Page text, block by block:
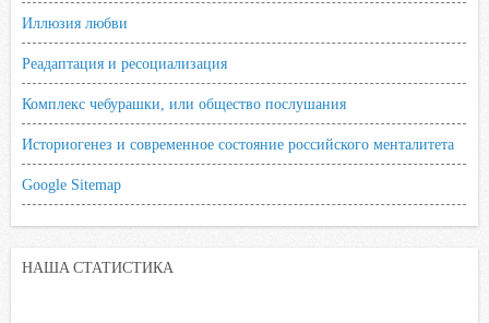
Иллюзия любви
Реадаптация и ресоциализация
Комплекс чебурашки, или общество послушания
Историогенез и современное состояние российского менталитета
Google Sitemap
НАША СТАТИСТИКА